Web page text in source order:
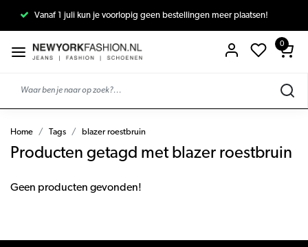
Vanaf 1 juli kun je voorlopig geen bestellingen meer plaatsen!
0
Home Tags blazer roestbruin
Producten getagd met blazer roestbruin
Geen producten gevonden!